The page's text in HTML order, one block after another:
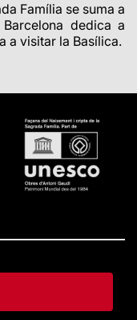
Família se suma a
dedica a
a visitar la Basílica.